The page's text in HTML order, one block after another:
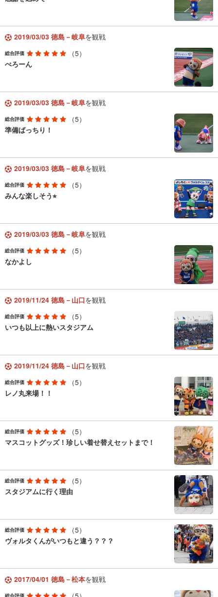
2019/03/03 徳島－岐阜を観戦
総合評価
（5）
ぺろーん
2019/03/03 徳島－岐阜を観戦
総合評価
（5）
準備ばっちり！
2019/03/03 徳島－岐阜を観戦
総合評価
（5）
みんな楽しそう⭐︎
2019/03/03 徳島－岐阜を観戦
総合評価
（5）
なかよし
2019/11/24 徳島－山口を観戦
総合評価
（5）
いつも以上に熱いスタジアム
2019/11/24 徳島－山口を観戦
総合評価
（5）
レノ丸来場！！
総合評価
（5）
マスコットグッズ！珍しい着せ替えセットまで！
総合評価
（5）
スタジアムに行く理由
総合評価
（5）
ヴォルタくんがいつもと違う？？？
2017/04/01 徳島－松本を観戦
総合評価